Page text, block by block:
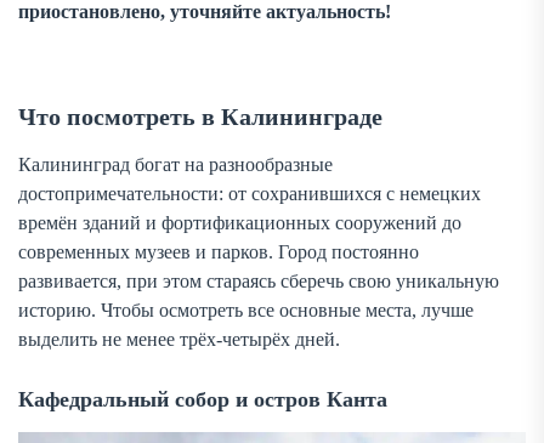
приостановлено, уточняйте актуальность!
Что посмотреть в Калининграде
Калининград богат на разнообразные
достопримечательности: от сохранившихся с немецких
времён зданий и фортификационных сооружений до
современных музеев и парков. Город постоянно
развивается, при этом стараясь сберечь свою уникальную
историю. Чтобы осмотреть все основные места, лучше
выделить не менее трёх-четырёх дней.
Кафедральный собор и остров Канта